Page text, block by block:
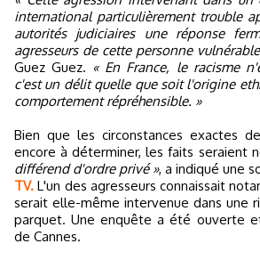
international particulièrement trouble
autorités judiciaires une réponse
agresseurs de cette personne
Guez Guez. « En France, le racisme
c'est un délit quelle que soit l'origine
comportement répréhensible. »
Bien que les circonstances exactes
encore à déterminer, les faits seraient
différend d'ordre privé », a indiqué une
TV. L'un des agresseurs connaissait
serait elle-même intervenue dans une
parquet. Une enquête a été ouverte
de Cannes.